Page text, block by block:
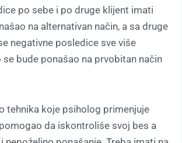
po sebe i po druge klijent imati
na alternativan način, a sa druge
negativne posledice sve više
bude ponašao na prvobitan način
tehnika koje psiholog primenjuje
da iskontroliše svoj bes a